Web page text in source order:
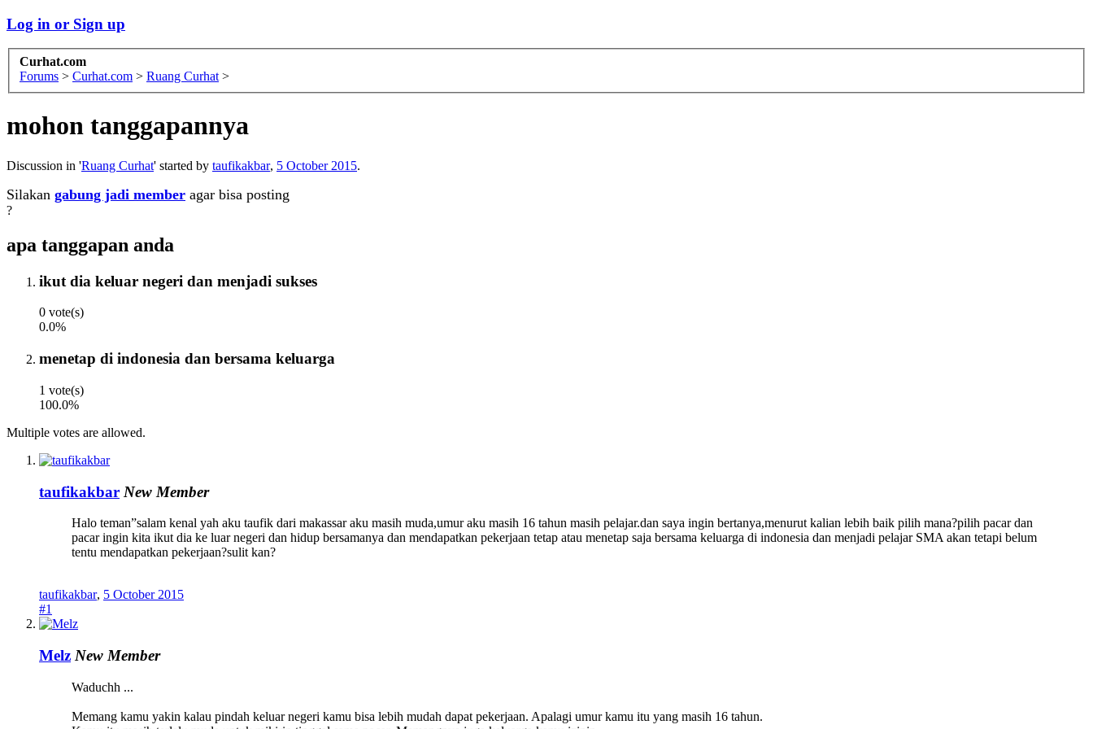
Log in or Sign up
Curhat.com
Forums > Curhat.com > Ruang Curhat >
mohon tanggapannya
Discussion in 'Ruang Curhat' started by taufikakbar, 5 October 2015.
Silakan gabung jadi member agar bisa posting
?
apa tanggapan anda
ikut dia keluar negeri dan menjadi sukses
0 vote(s)
0.0%
menetap di indonesia dan bersama keluarga
1 vote(s)
100.0%
Multiple votes are allowed.
taufikakbar New Member
Halo teman”salam kenal yah aku taufik dari makassar aku masih muda,umur aku masih 16 tahun masih pelajar.dan saya ingin bertanya,menurut kalian lebih baik pilih mana?pilih pacar dan
pacar ingin kita ikut dia ke luar negeri dan hidup bersamanya dan mendapatkan pekerjaan tetap atau menetap saja bersama keluarga di indonesia dan menjadi pelajar SMA akan tetapi belum
tentu mendapatkan pekerjaan?sulit kan?
taufikakbar, 5 October 2015
#1
Melz New Member
Waduchh ...
Memang kamu yakin kalau pindah keluar negeri kamu bisa lebih mudah dapat pekerjaan. Apalagi umur kamu itu yang masih 16 tahun.